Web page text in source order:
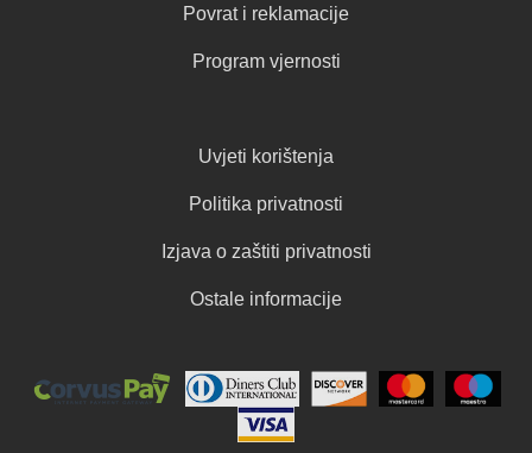
Povrat i reklamacije
Program vjernosti
Uvjeti korištenja
Politika privatnosti
Izjava o zaštiti privatnosti
Ostale informacije